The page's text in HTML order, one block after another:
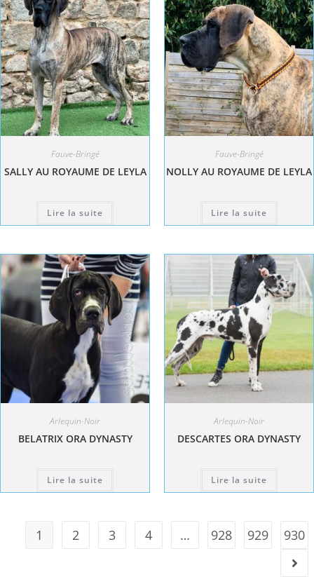
Fauve-Bringé
SALLY AU ROYAUME DE LEYLA
Lire la suite
Fauve-Bringé
NOLLY AU ROYAUME DE LEYLA
Lire la suite
Arlequin-Noir
BELATRIX ORA DYNASTY
Lire la suite
Arlequin-Noir
DESCARTES ORA DYNASTY
Lire la suite
1 2 3 4 … 928 929 930